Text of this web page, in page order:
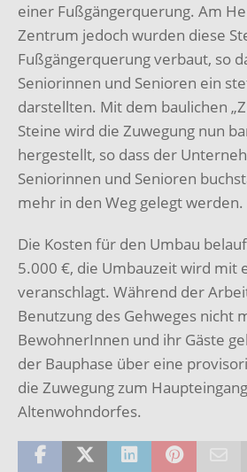
einer Fußgängerquerung. Am
Zentrum jedoch wurden diese
Fußgängerquerung verbaut, so
Seniorinnen und Senioren ein
darstellten. Mit dem baulichen
Steine wird die Zuwegung nun
hergestellt, so dass der
Seniorinnen und Senioren
mehr in den Weg gelegt werden.
Die Kosten für den Umbau
5.000 €, die Umbauzeit wird mit
veranschlagt. Während der
Benutzung des Gehweges nicht
BewohnerInnen und ihr Gäste
der Bauphase über eine
die Zuwegung zum
Altenwohndorfes.